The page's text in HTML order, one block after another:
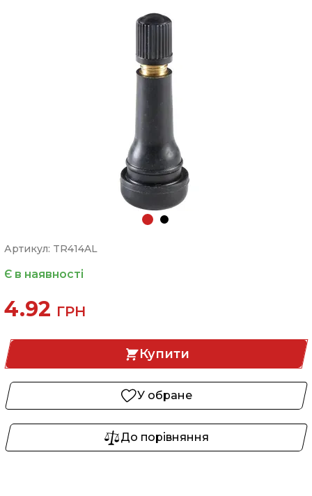
Артикул: TR414AL
Є в наявності
4.92 ГРН
Купити
У обране
До порівняння